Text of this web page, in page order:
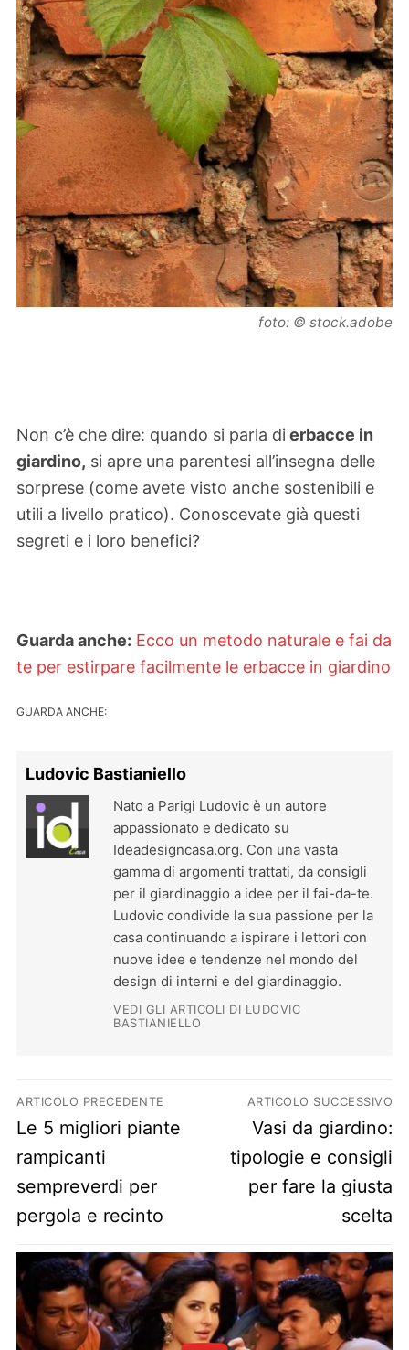
foto: © stock.adobe
Non c’è che dire: quando si parla di erbacce in
giardino, si apre una parentesi all’insegna delle
sorprese (come avete visto anche sostenibili e
utili a livello pratico). Conoscevate già questi
segreti e i loro benefici?
Guarda anche: Ecco un metodo naturale e fai da
te per estirpare facilmente le erbacce in giardino
GUARDA ANCHE:
Ludovic Bastianiello
Nato a Parigi Ludovic è un autore
appassionato e dedicato su
Ideadesigncasa.org. Con una vasta
gamma di argomenti trattati, da consigli
per il giardinaggio a idee per il fai-da-te.
Ludovic condivide la sua passione per la
casa continuando a ispirare i lettori con
nuove idee e tendenze nel mondo del
design di interni e del giardinaggio.
VEDI GLI ARTICOLI DI LUDOVIC
BASTIANIELLO
Navigazione articoli
ARTICOLO PRECEDENTE
Previous post:
Le 5 migliori piante
rampicanti
sempreverdi per
pergola e recinto
ARTICOLO SUCCESSIVO
Next post:
Vasi da giardino:
tipologie e consigli
per fare la giusta
scelta